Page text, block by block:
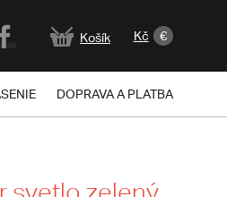
Košík Kč €
DOPRAVA A PLATBA